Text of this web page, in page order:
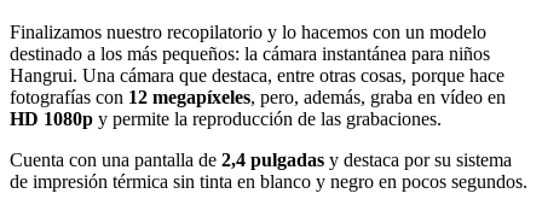
Finalizamos nuestro recopilatorio y lo hacemos con un modelo
destinado a los más pequeños: la cámara instantánea para niños
Hangrui. Una cámara que destaca, entre otras cosas, porque hace
fotografías con 12 megapíxeles, pero, además, graba en vídeo en
HD 1080p y permite la reproducción de las grabaciones.
Cuenta con una pantalla de 2,4 pulgadas y destaca por su sistema
de impresión térmica sin tinta en blanco y negro en pocos segundos.